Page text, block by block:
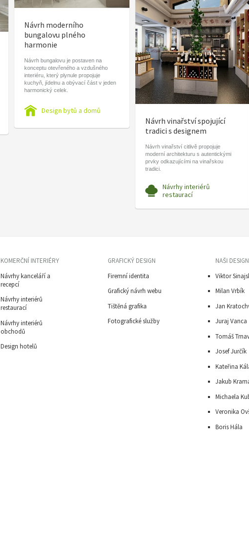
Návrh moderního
bungalovu plného
harmonie
Návrh bungalovu je postaven na
konceptu otevřeného a vzdušného
interiéru, který plynule propojuje
kuchyň, jídelnu a obývací část v jeden
harmonický celek.
Design bytů a domů
Návrh vinařství spojující
tradici s designem
Návrh vinařství citlivě propojuje
moderní architekturu s autentickými
prvky odkazujícími na vinařskou
tradici.
Návrhy interiérů
restaurací
KOMERČNÍ INTERIÉRY
Návrhy kanceláří a
recepcí
Návrhy interiérů
restaurací
Návrhy interiérů
obchodů
Design hotelů
GRAFICKÝ DESIGN
Firemní identita
Grafický návrh webu
Tištěná grafika
Fotografické služby
NAŠI
Viktor
Milan Vrbík
Jan
Juraj Vanca
Tomáš
Josef Jurčík
Kateřina
Jakub
Michaela
Veronika
Boris Hála